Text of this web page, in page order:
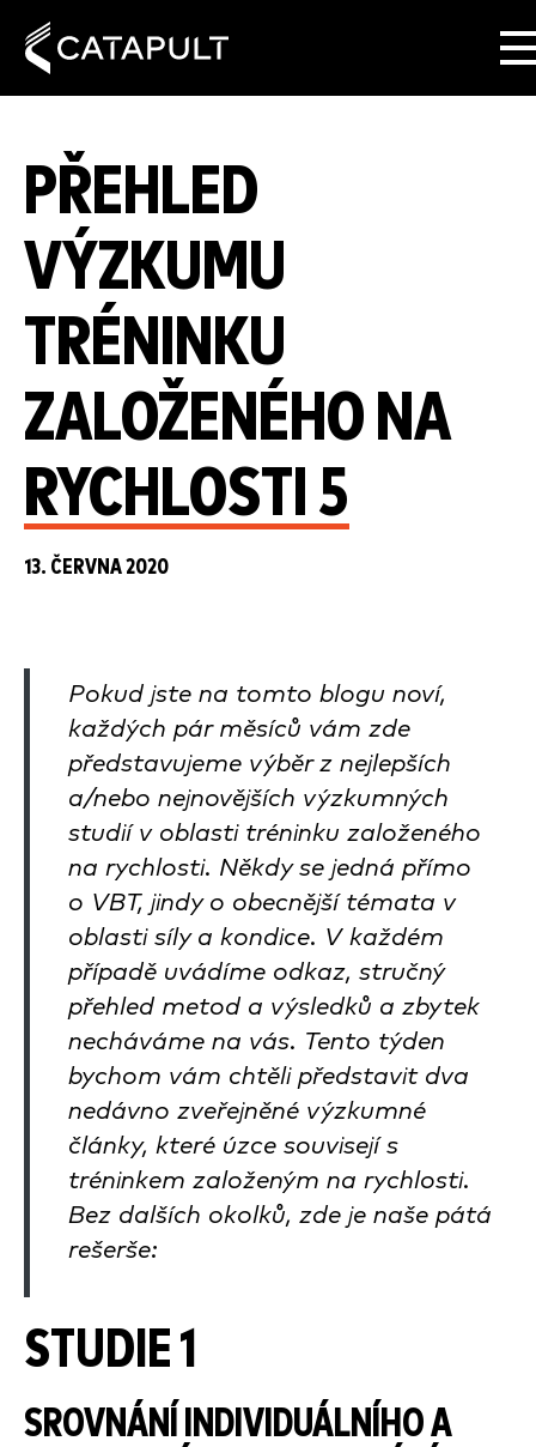
PŘEHLED
VÝZKUMU
TRÉNINKU
ZALOŽENÉHO NA
RYCHLOSTI 5
13. ČERVNA 2020
Pokud jste na tomto blogu noví,
každých pár měsíců vám zde
představujeme výběr z nejlepších
a/nebo nejnovějších výzkumných
studií v oblasti tréninku založeného
na rychlosti. Někdy se jedná přímo
o VBT, jindy o obecnější témata v
oblasti síly a kondice. V každém
případě uvádíme odkaz, stručný
přehled metod a výsledků a zbytek
necháváme na vás. Tento týden
bychom vám chtěli představit dva
nedávno zveřejněné výzkumné
články, které úzce souvisejí s
tréninkem založeným na rychlosti.
Bez dalších okolků, zde je naše pátá
rešerše:
STUDIE 1
SROVNÁNÍ INDIVIDUÁLNÍHO A